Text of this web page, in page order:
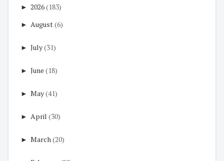
► 2026(183)
► August(6)
► July(31)
► June (18)
► May(41)
► April (30)
► March(20)